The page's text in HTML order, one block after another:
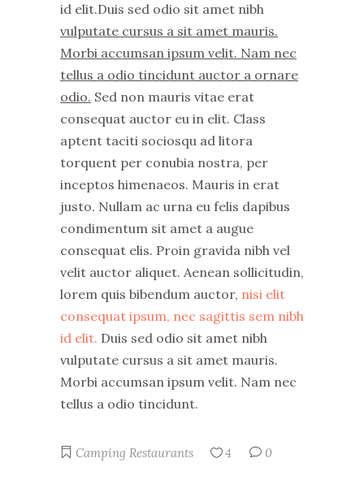
id elit.Duis sed odio sit amet nibh
vulputate cursus a sit amet mauris.
Morbi accumsan ipsum velit. Nam nec
tellus a odio tincidunt auctor a ornare
odio. Sed non mauris vitae erat
consequat auctor eu in elit. Class
aptent taciti sociosqu ad litora
torquent per conubia nostra, per
inceptos himenaeos. Mauris in erat
justo. Nullam ac urna eu felis dapibus
condimentum sit amet a augue
consequat elis. Proin gravida nibh vel
velit auctor aliquet. Aenean sollicitudin,
lorem quis bibendum auctor, nisi elit
consequat ipsum, nec sagittis sem nibh
id elit. Duis sed odio sit amet nibh
vulputate cursus a sit amet mauris.
Morbi accumsan ipsum velit. Nam nec
tellus a odio tincidunt.
Camping Restaurants 4 0